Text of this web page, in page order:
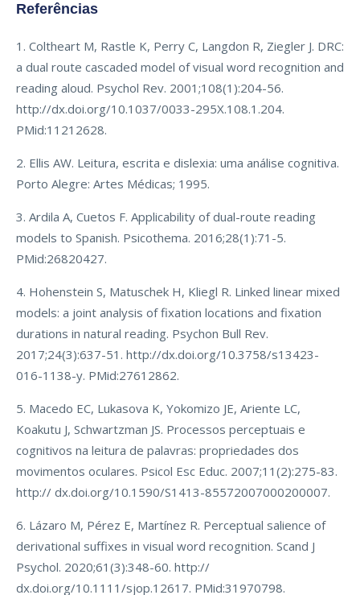
Referências
1. Coltheart M, Rastle K, Perry C, Langdon R, Ziegler J. DRC:
a dual route cascaded model of visual word recognition and
reading aloud. Psychol Rev. 2001;108(1):204-56.
http://dx.doi.org/10.1037/0033-295X.108.1.204.
PMid:11212628.
2. Ellis AW. Leitura, escrita e dislexia: uma análise cognitiva.
Porto Alegre: Artes Médicas; 1995.
3. Ardila A, Cuetos F. Applicability of dual-route reading
models to Spanish. Psicothema. 2016;28(1):71-5.
PMid:26820427.
4. Hohenstein S, Matuschek H, Kliegl R. Linked linear mixed
models: a joint analysis of fixation locations and fixation
durations in natural reading. Psychon Bull Rev.
2017;24(3):637-51. http://dx.doi.org/10.3758/s13423-
016-1138-y. PMid:27612862.
5. Macedo EC, Lukasova K, Yokomizo JE, Ariente LC,
Koakutu J, Schwartzman JS. Processos perceptuais e
cognitivos na leitura de palavras: propriedades dos
movimentos oculares. Psicol Esc Educ. 2007;11(2):275-83.
http:// dx.doi.org/10.1590/S1413-85572007000200007.
6. Lázaro M, Pérez E, Martínez R. Perceptual salience of
derivational suffixes in visual word recognition. Scand J
Psychol. 2020;61(3):348-60. http://
dx.doi.org/10.1111/sjop.12617. PMid:31970798.